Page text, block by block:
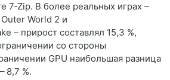
7‑Zip. В более реальных играх –
World 2 и
– прирост составлял 15,3 %,
со стороны
GPU наибольшая разница
8,7 %.